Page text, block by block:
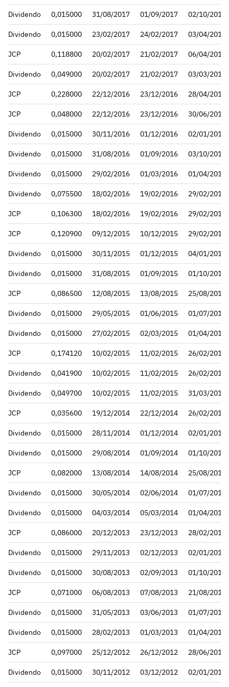
Dividendo 0,015000 31/08/2017 01/09/2017 02/10/2017
Dividendo 0,015000 23/02/2017 24/02/2017 03/04/2017
JCP 0,118800 20/02/2017 21/02/2017 06/04/2017
Dividendo 0,049000 20/02/2017 21/02/2017 03/03/2017
JCP 0,228000 22/12/2016 23/12/2016 28/04/2017
JCP 0,048000 22/12/2016 23/12/2016 30/06/2017
Dividendo 0,015000 30/11/2016 01/12/2016 02/01/2017
Dividendo 0,015000 31/08/2016 01/09/2016 03/10/2016
Dividendo 0,015000 29/02/2016 01/03/2016 01/04/2016
Dividendo 0,075500 18/02/2016 19/02/2016 29/02/2016
JCP 0,106300 18/02/2016 19/02/2016 29/02/2016
JCP 0,120900 09/12/2015 10/12/2015 29/02/2016
Dividendo 0,015000 30/11/2015 01/12/2015 04/01/2016
Dividendo 0,015000 31/08/2015 01/09/2015 01/10/2015
JCP 0,086500 12/08/2015 13/08/2015 25/08/2015
Dividendo 0,015000 29/05/2015 01/06/2015 01/07/2015
Dividendo 0,015000 27/02/2015 02/03/2015 01/04/2015
JCP 0,174120 10/02/2015 11/02/2015 26/02/2015
Dividendo 0,041900 10/02/2015 11/02/2015 26/02/2015
Dividendo 0,049700 10/02/2015 11/02/2015 31/03/2015
JCP 0,035600 19/12/2014 22/12/2014 26/02/2015
Dividendo 0,015000 28/11/2014 01/12/2014 02/01/2015
Dividendo 0,015000 29/08/2014 01/09/2014 01/10/2014
JCP 0,082000 13/08/2014 14/08/2014 25/08/2014
Dividendo 0,015000 30/05/2014 02/06/2014 01/07/2014
Dividendo 0,015000 04/03/2014 05/03/2014 01/04/2014
JCP 0,086000 20/12/2013 23/12/2013 28/02/2014
Dividendo 0,015000 29/11/2013 02/12/2013 02/01/2014
Dividendo 0,015000 30/08/2013 02/09/2013 01/10/2013
JCP 0,071000 06/08/2013 07/08/2013 21/08/2013
Dividendo 0,015000 31/05/2013 03/06/2013 01/07/2013
Dividendo 0,015000 28/02/2013 01/03/2013 01/04/2013
JCP 0,097000 25/12/2012 26/12/2012 28/06/2013
Dividendo 0,015000 30/11/2012 03/12/2012 02/01/2013